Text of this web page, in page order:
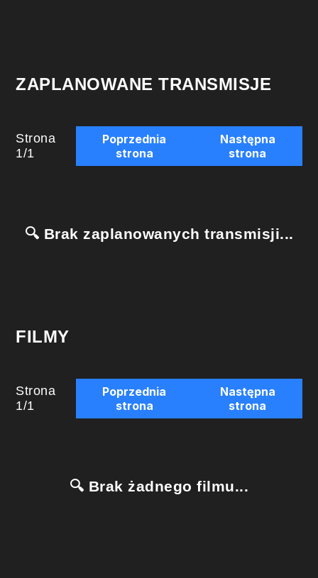
ZAPLANOWANE TRANSMISJE
Strona
1/1
Poprzednia
strona
Następna
strona
🔍 Brak zaplanowanych transmisji...
FILMY
Strona
1/1
Poprzednia
strona
Następna
strona
🔍 Brak żadnego filmu...